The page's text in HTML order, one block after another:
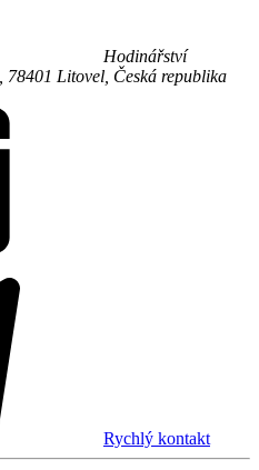
Hodinářství
78401 Litovel Česká republika
Rychlý kontakt